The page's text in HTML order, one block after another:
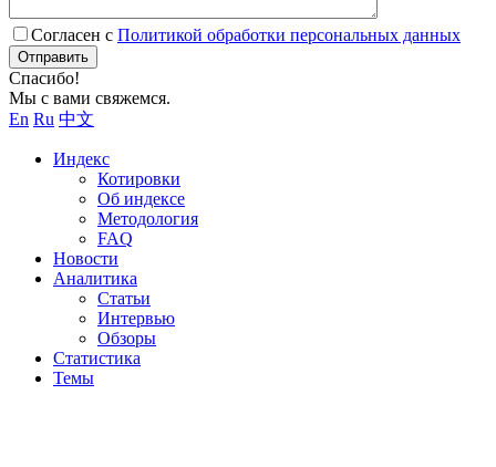
Согласен с Политикой обработки персональных данных
Отправить
Спасибо!
Мы с вами свяжемся.
En Ru 中文
Индекс
Котировки
Об индексе
Методология
FAQ
Новости
Аналитика
Статьи
Интервью
Обзоры
Статистика
Темы